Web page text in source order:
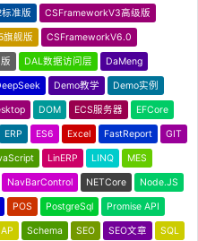
准版 CSFrameworkV3高级版
旗舰版 CSFrameworkV6.0
DAL数据访问层 DaMeng
Demo教学 Demo实例
DOM ECS服务器 EFCore
ERP ES6 Excel FastReport GIT
LinERP LINQ MES
NavBarControl NETCore Node.JS
POS PostgreSql Promise API
Schema SEO SEO文章 SQL